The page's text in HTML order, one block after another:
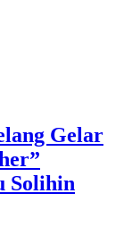
Gelar
Solihin